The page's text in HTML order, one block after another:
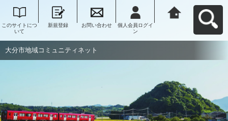
このサイトにつ
いて
新規登録 お問い合わせ
個人会員ログイ
ン
大分市地域コミュニティネット